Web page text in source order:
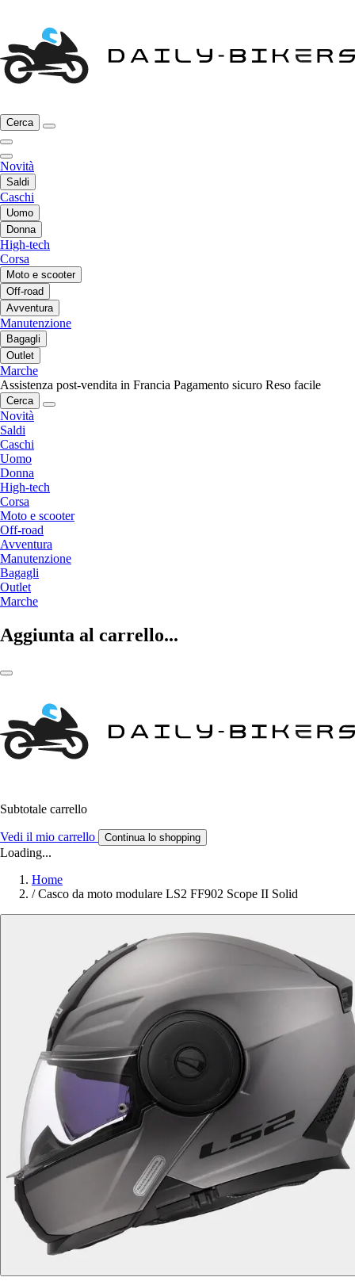
Cerca
Novità
Saldi
Caschi
Uomo
Donna
High-tech
Corsa
Moto e scooter
Off-road
Avventura
Manutenzione
Bagagli
Outlet
Marche
Assistenza post-vendita in Francia Pagamento sicuro Reso facile
Cerca
Novità
Saldi
Caschi
Uomo
Donna
High-tech
Corsa
Moto e scooter
Off-road
Avventura
Manutenzione
Bagagli
Outlet
Marche
Aggiunta al carrello...
Subtotale carrello
Vedi il mio carrello Continua lo shopping
Loading...
Home
/ Casco da moto modulare LS2 FF902 Scope II Solid